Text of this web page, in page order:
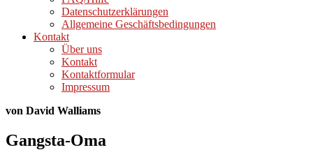
Datenschutzerklärungen
Allgemeine Geschäftsbedingungen
Kontakt
Über uns
Kontakt
Kontaktformular
Impressum
von David Walliams
Gangsta-Oma